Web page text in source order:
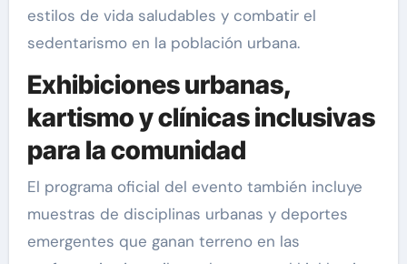
estilos de vida saludables y combatir el
sedentarismo en la población urbana.
Exhibiciones urbanas,
kartismo y clínicas inclusivas
para la comunidad
El programa oficial del evento también incluye
muestras de disciplinas urbanas y deportes
emergentes que ganan terreno en las